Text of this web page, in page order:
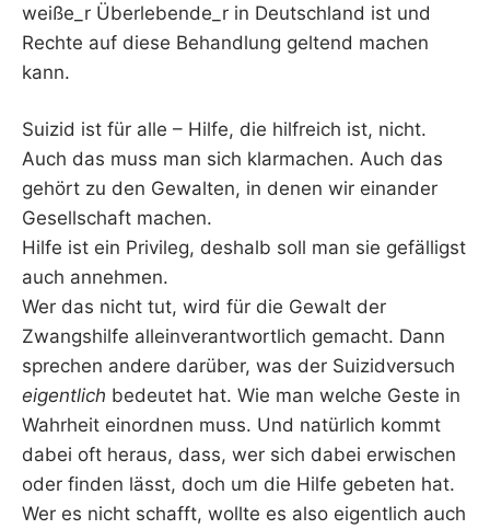
weiße_r Überlebende_r in Deutschland ist und
Rechte auf diese Behandlung geltend machen
kann.
Suizid ist für alle – Hilfe, die hilfreich ist, nicht.
Auch das muss man sich klarmachen. Auch das
gehört zu den Gewalten, in denen wir einander
Gesellschaft machen.
Hilfe ist ein Privileg, deshalb soll man sie gefälligst
auch annehmen.
Wer das nicht tut, wird für die Gewalt der
Zwangshilfe alleinverantwortlich gemacht. Dann
sprechen andere darüber, was der Suizidversuch
eigentlich bedeutet hat. Wie man welche Geste in
Wahrheit einordnen muss. Und natürlich kommt
dabei oft heraus, dass, wer sich dabei erwischen
oder finden lässt, doch um die Hilfe gebeten hat.
Wer es nicht schafft, wollte es also eigentlich auch